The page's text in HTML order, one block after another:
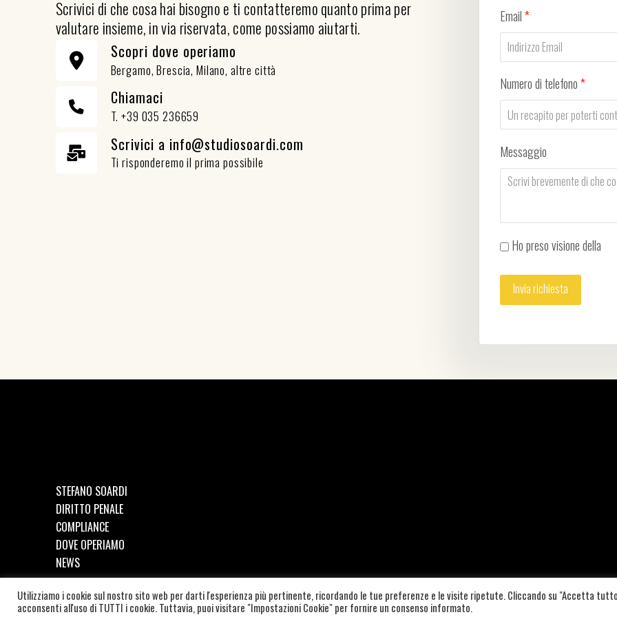
Scrivici di che cosa hai bisogno e ti contatteremo quanto prima per
valutare insieme, in via riservata, come possiamo aiutarti.
Scopri dove operiamo
Bergamo, Brescia, Milano, altre città
Chiamaci
T. +39 035 236659
Scrivici a info@studiosoardi.com
Ti risponderemo il prima possibile
Email*
Numero di telefono*
Messaggio
Ho preso visione della
STEFANO SOARDI
DIRITTO PENALE
COMPLIANCE
DOVE OPERIAMO
NEWS
©2026 SOARDI STUDIO LEGALE | C.F. e P.IVA: SRDSFN87A19B157W |COOKIE POLICY– PRIVACY POLICY|CREDITS
Utilizziamo i cookie sul nostro sito web per darti l'esperienza più pertinente, ricordando le tue preferenze e le visite ripetute. Cliccando su "Accetta
acconsenti all'uso di TUTTI i cookie. Tuttavia, puoi visitare "Impostazioni Cookie" per fornire un consenso informato.